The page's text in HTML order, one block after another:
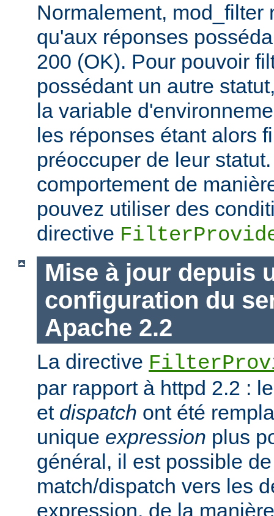
Normalement, mod_filter
qu'aux réponses
200 (OK). Pour pouvoir
possédant un autre
la variable
les réponses étant alors
préoccuper de leur
comportement de
pouvez utiliser des
directive
Mise à jour depuis
configuration du
Apache 2.2
La directive
par rapport à httpd 2.2 :
et dispatch ont été
unique expression plus
général, il est possible
match/dispatch vers les
expression, de la